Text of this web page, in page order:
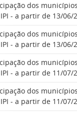
dos
- a partir de 13/06/
dos
- a partir de 13/06/
dos
- a partir de 11/07/
dos
- a partir de 11/07/